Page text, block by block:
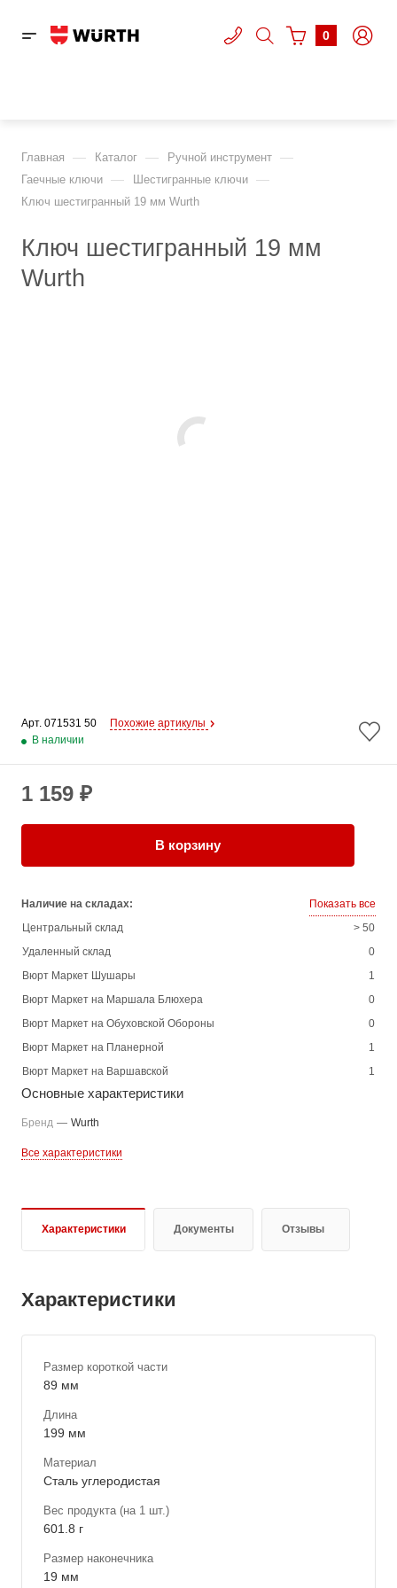
0
Главная — Каталог — Ручной инструмент —
Гаечные ключи — Шестигранные ключи —
Ключ шестигранный 19 мм Wurth
Ключ шестигранный 19 мм
Wurth
Арт. 071531 50
Похожие артикулы
В наличии
1 159 ₽
В корзину
Наличие на складах:
Показать все
Центральный склад
> 50
Удаленный склад
0
Вюрт Маркет Шушары
1
Вюрт Маркет на Маршала Блюхера
0
Вюрт Маркет на Обуховской Обороны
0
Вюрт Маркет на Планерной
1
Вюрт Маркет на Варшавской
1
Основные характеристики
Бренд — Wurth
Все характеристики
Характеристики Документы Отзывы
Характеристики
Размер короткой части
89 мм
Длина
199 мм
Материал
Сталь углеродистая
Вес продукта (на 1 шт.)
601.8 г
Размер наконечника
19 мм